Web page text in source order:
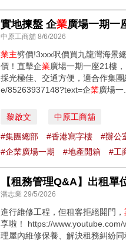
實地揀盤 企業廣場一期一
中原工商舖 8/6/2026
業主劈價!3xxx呎價買九龍灣海景
價！直擊企業廣場一期一座21樓
採光極佳、交通方便，適合作集
e/85263937148?text=企業廣場一
黎啟文 中原工商舖
#集團總部 #香港寫字樓 #辦公
#企業廣場一期
#地產開箱 #工
【租務管理Q&A】出租
潘志業 29/5/2026
進行維修工程，但租客拒絕開門，
享啦！ https://
理屋內維修保養、解決租務糾紛